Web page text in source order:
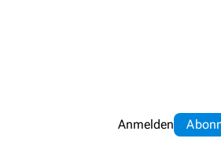
Anmelden Abo